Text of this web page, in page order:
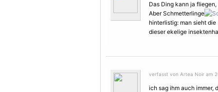
Das Ding kann ja
Aber Schmetterlinge
hinterlistig: man sieht die
dieser ekelige
verfasst von Artea Noir am
ich sag ihm auch immer,